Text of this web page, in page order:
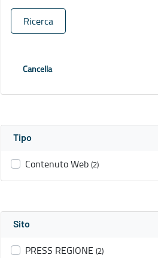
Ricerca
Cancella
Tipo
Contenuto Web (2)
Sito
PRESS REGIONE (2)